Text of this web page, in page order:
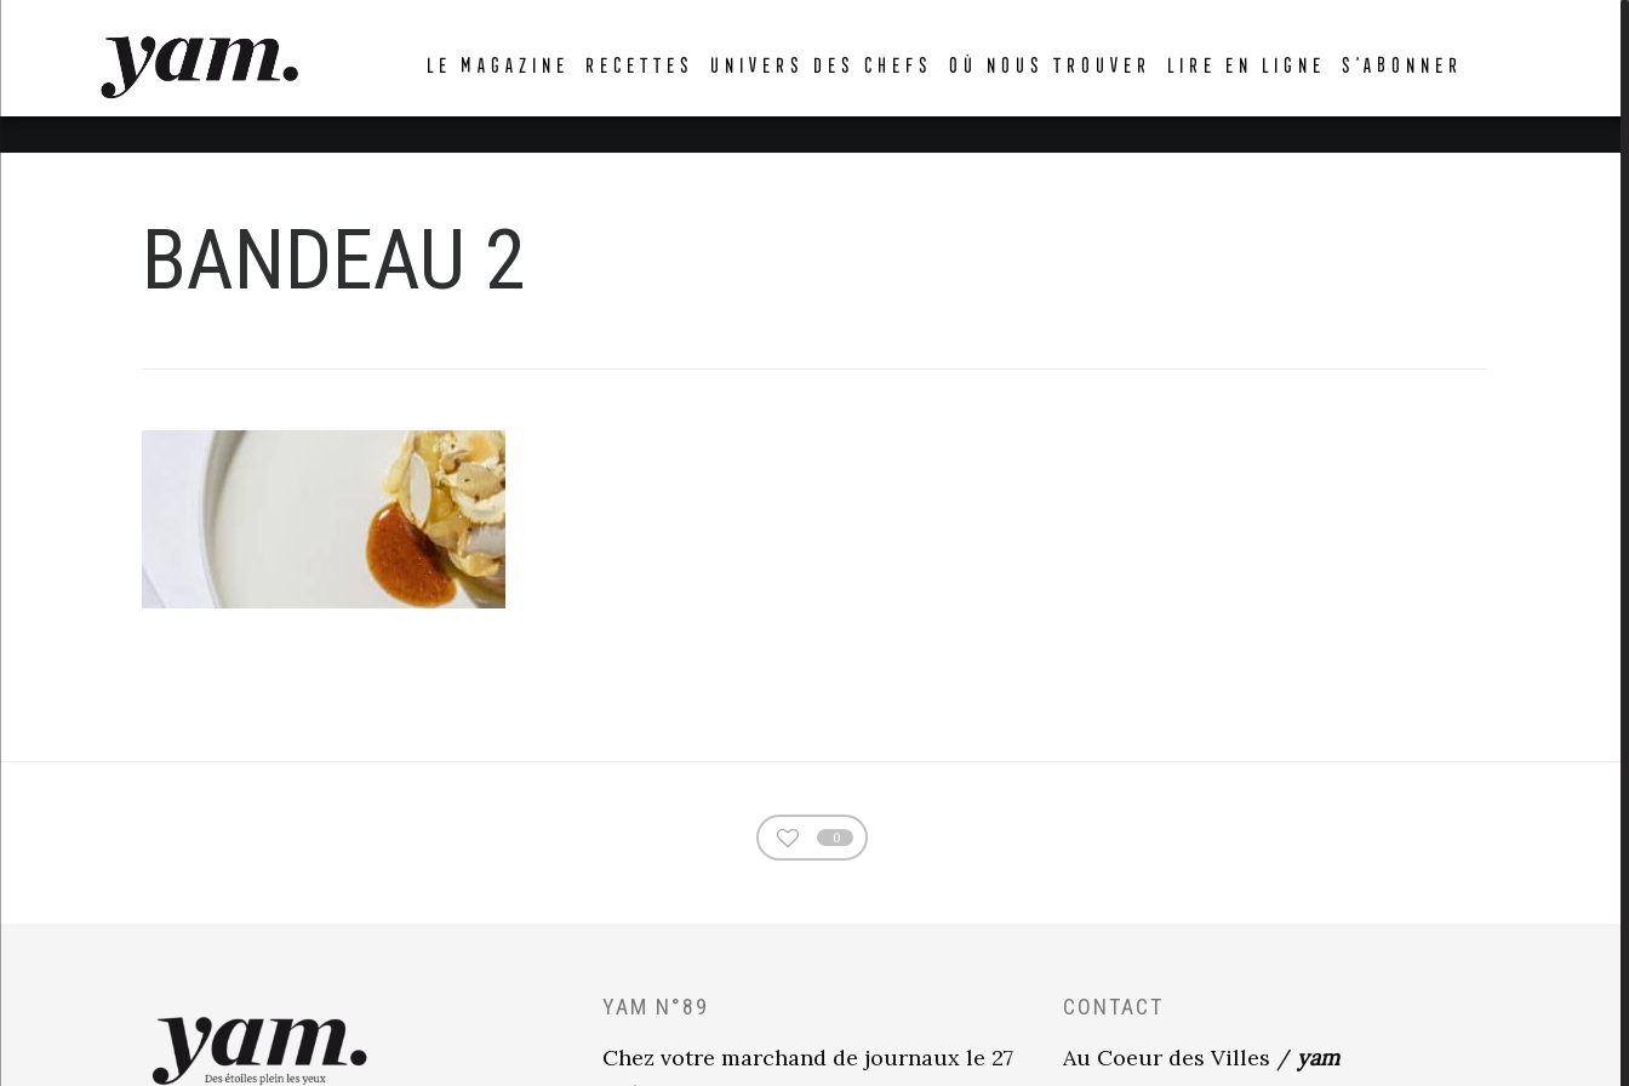
LE MAGAZINE RECETTES UNIVERS DES CHEFS OÙ NOUS TROUVER LIRE EN LIGNE S’ABONNER
BANDEAU 2
0
YAM N°89
Chez votre marchand de journaux le 27
CONTACT
Au Coeur des Villes / yam